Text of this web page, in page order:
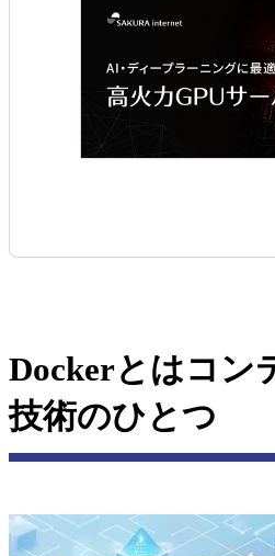
Dockerとはコン
技術のひとつ